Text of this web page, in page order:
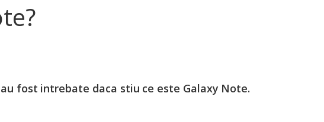
fost intrebate daca stiu ce este Galaxy Note.